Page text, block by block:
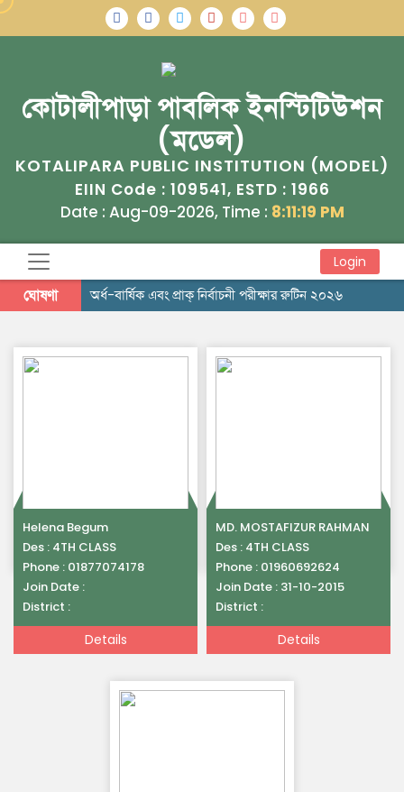
কোটালীপাড়া পাবলিক ইনস্টিটিউশন
(মডেল)
KOTALIPARA PUBLIC INSTITUTION (MODEL)
EIIN Code : 109541, ESTD : 1966
Date : Aug-09-2026, Time : 8:11:20 PM
Login
ঘোষণা অর্ধ-বার্ষিক এবং প্রাক্ নির্বাচনী পরীক্ষার রুটিন ২০২৬
Helena Begum
Des : 4TH CLASS
Phone : 01877074178
Join Date :
District :
Details
MD. MOSTAFIZUR RAHMAN
Des : 4TH CLASS
Phone : 01960692624
Join Date : 31-10-2015
District :
Details